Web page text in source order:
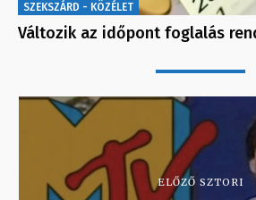
SZEKSZÁRD - KÖZÉLET
Változik az időpont foglalás
ELŐZŐ SZTORI